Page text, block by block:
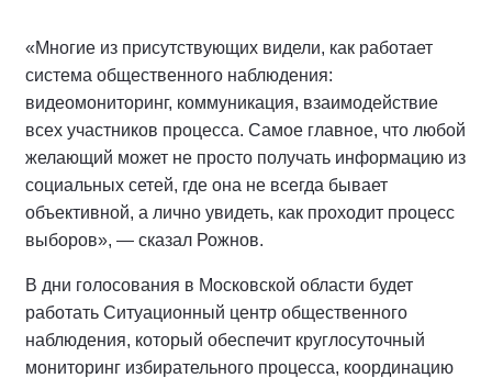
«Многие из присутствующих видели, как работает
система общественного наблюдения:
видеомониторинг, коммуникация, взаимодействие
всех участников процесса. Самое главное, что любой
желающий может не просто получать информацию из
социальных сетей, где она не всегда бывает
объективной, а лично увидеть, как проходит процесс
выборов», — сказал Рожнов.
В дни голосования в Московской области будет
работать Ситуационный центр общественного
наблюдения, который обеспечит круглосуточный
мониторинг избирательного процесса, координацию